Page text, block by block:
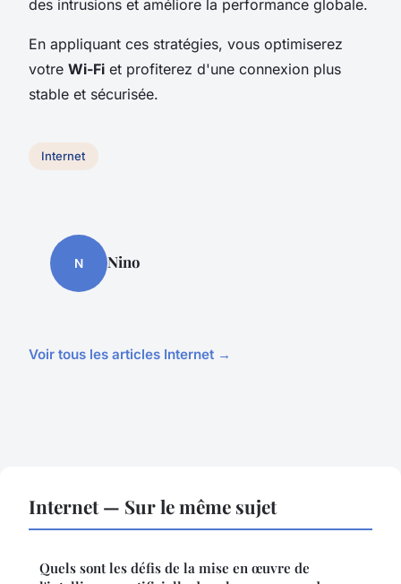
des intrusions et améliore la performance globale.
En appliquant ces stratégies, vous optimiserez
votre Wi-Fi et profiterez d'une connexion plus
stable et sécurisée.
Internet
N Nino
Voir tous les articles Internet →
Internet — Sur le même sujet
Quels sont les défis de la mise en œuvre de